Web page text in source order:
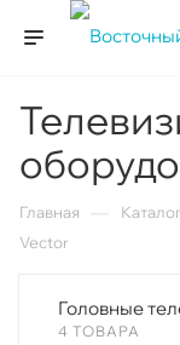
Главная Каталог
Vector
Головные
4 ТОВАРА